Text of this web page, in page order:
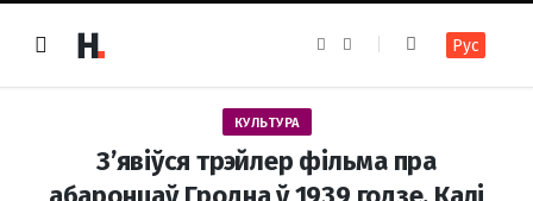
e
k
t
a
m
Рус
КУЛЬТУРА
З’явіўся трэйлер фільма пра